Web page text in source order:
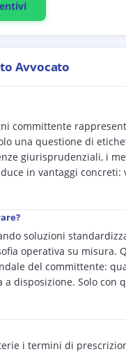
Avvocato
committente
una questione di
giurisprudenziali, i
in vantaggi concreti:
soluzioni
operativa su misura.
del committente:
disposizione. Solo con
i termini di